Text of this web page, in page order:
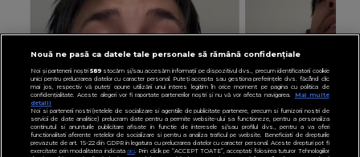
Nouă ne pasă ca datele tale personale să rămână confidențiale
Noi și partenerii noștri589stocăm și/sau accesăm informații pe dispozitivul dvs., precum identificatorii cookie
unici pentru prelucrarea datelor cu caracter personal. Puteți accepta sau gestiona preferințele dvs. făcând clic
mai jos, respectiv vă puteți opune utilizării unui interes legitim în orice moment pe pagina cu politica de
confidențialitate. Aceste alegeri vor fi raportate partenerilor noștri și nu vă vor afecta navigarea.
Mai multe
detalii
Noi si partenerii nostri (retelele de socializare si agentiile de publicitate partenere, precum si furnizorii nostri de
servicii de date analitice) prelucram date pentru a permite website-ului sa functioneze, pentru a personaliza
continutul si anunturile publicitare afisate in functie de interesele si/sau profilul dvs., pentru a va oferi
functionalitati aferente retelelor de socializare si pentru a analiza traficul pe website. Beneficiati de drepturile
prevazute de art. 15-22 din GDPR in legatura cu prelucrarea datelor cu caracter personal. Aceste drepturi pot fi
exercitate prin modalitatea indicataaici. Prin click pe “ACCEPT TOATE”, acceptati folosirea tuturor Tehnologiilor